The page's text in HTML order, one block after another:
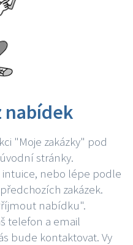
nabídek
"Moje zakázky" pod
stránky.
nebo lépe podle
zakázek.
nabídku".
telefon a email
bude kontaktovat. Vy